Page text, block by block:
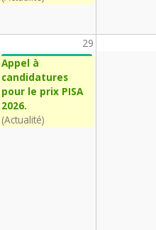
29
Appel à
candidatures
pour le prix PISA
2026.
(Actualité)